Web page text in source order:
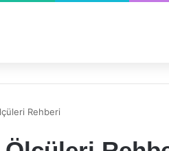
Rehberi